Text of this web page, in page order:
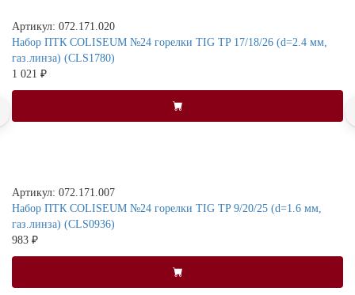
Артикул: 072.171.020
Набор ПТК COLISEUM №24 горелки TIG TP 17/18/26 (d=2.4 мм,
газ.линза) (CLS1780)
1 021 ₽
Артикул: 072.171.007
Набор ПТК COLISEUM №24 горелки TIG TP 9/20/25 (d=1.6 мм,
газ.линза) (CLS0936)
983 ₽